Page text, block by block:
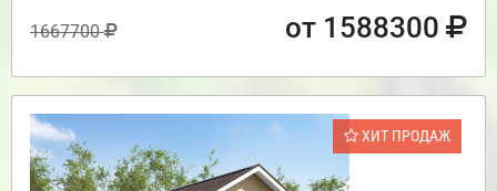
1667700 от 1588300
ХИТ ПРОДАЖ